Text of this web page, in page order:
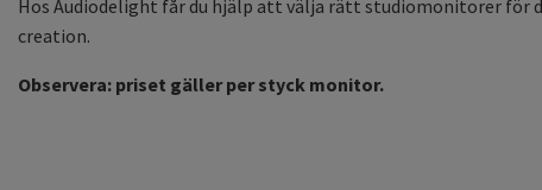
Hos Audiodelight får du hjälp att välja rätt studiomonitorer för
creation.
Observera: priset gäller per styck monitor.